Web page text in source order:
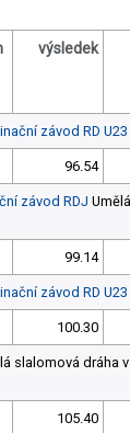
výsledek
závod RD U23
96.54
závod RDJ
99.14
závod RD U23
100.30
slalomová dráha
105.40